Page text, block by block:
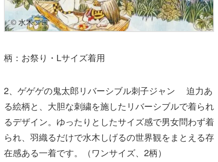
柄：お祭り・Lサイズ着用
2、ゲゲゲの鬼太郎リバーシブル刺子ジャン 迫力あ
る絵柄と、大胆な刺繍を施したリバーシブルで着られ
るデザイン。ゆったりとしたサイズ感で男女問わず着
られ、羽織るだけで水木しげるの世界観をまとえる存
在感ある一着です。（ワンサイズ、2柄）